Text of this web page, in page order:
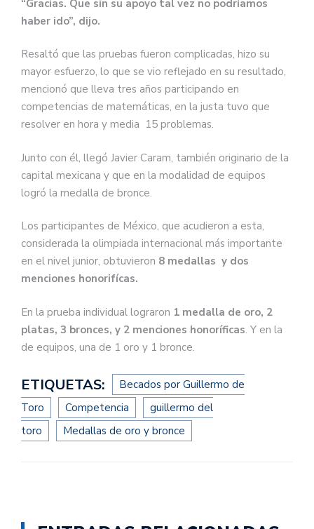
“Gracias. Que sin su apoyo tal vez no podríamos
haber ido”, dijo.
Resaltó que las pruebas fueron complicadas, hizo su
mayor esfuerzo, lo que se vio reflejado en su resultado,
mencionó que lleva tres años participando en
competencias de matemáticas, en la justa tuvo que
resolver en hora y media 15 problemas.
Junto con él, llegó Javier Caram, también originario de la
capital mexicana y que en la modalidad de equipos
logró la medalla de bronce.
Los participantes de México, que acudieron a esta,
considerada la olimpiada internacional más importante
en el nivel junior, obtuvieron 8 medallas y dos
menciones honorifícas.
En la prueba individual lograron 1 medalla de oro, 2
platas, 3 bronces, y 2 menciones honoríficas. Y en la
de equipos, una de 1 oro y 1 bronce.
ETIQUETAS:
Becados por Guillermo de
Toro
Competencia
guillermo del
toro
Medallas de oro y bronce